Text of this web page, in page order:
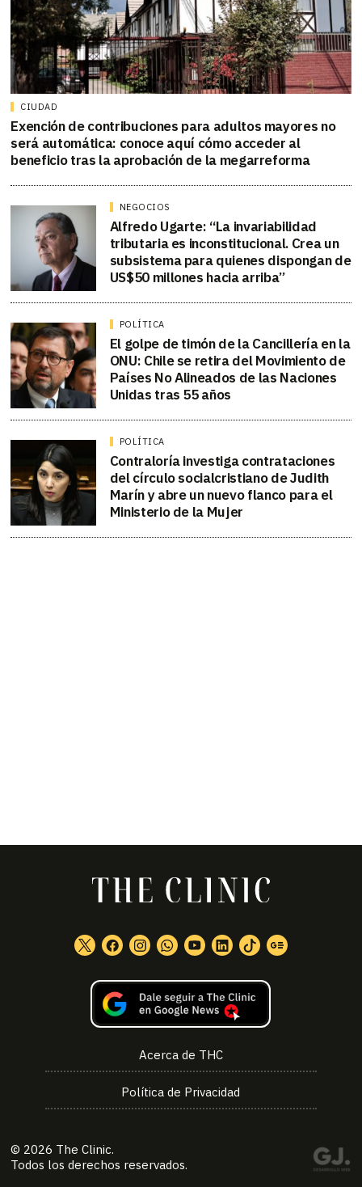
CIUDAD
Exención de contribuciones para adultos mayores no
será automática: conoce aquí cómo acceder al
beneficio tras la aprobación de la megarreforma
NEGOCIOS
Alfredo Ugarte: “La invariabilidad
tributaria es inconstitucional. Crea un
subsistema para quienes dispongan de
US$50 millones hacia arriba”
POLÍTICA
El golpe de timón de la Cancillería en la
ONU: Chile se retira del Movimiento de
Países No Alineados de las Naciones
Unidas tras 55 años
POLÍTICA
Contraloría investiga contrataciones
del círculo socialcristiano de Judith
Marín y abre un nuevo flanco para el
Ministerio de la Mujer
Acerca de THC
Política de Privacidad
© 2026 The Clinic.
Todos los derechos reservados.